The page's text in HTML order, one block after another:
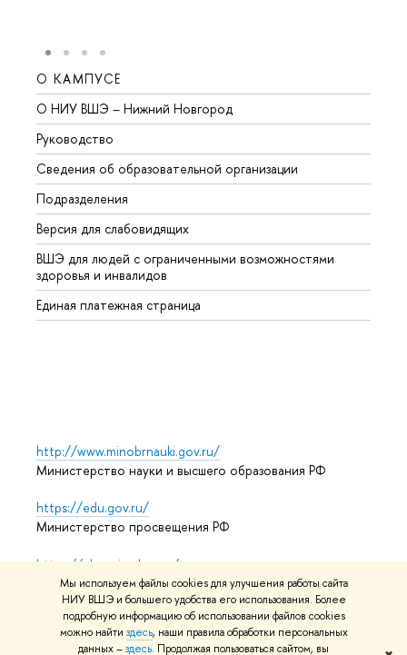
Мы используем файлы cookies для улучшения работы сайта
НИУ ВШЭ и большего удобства его использования. Более
подробную информацию об использовании файлов cookies
можно найти здесь, наши правила обработки персональных
данных –здесь. Продолжая пользоваться сайтом, вы
О КАМПУСЕ
О НИУ ВШЭ – Нижний Новгород
Руководство
Сведения об образовательной организации
Подразделения
Версия для слабовидящих
ВШЭ для людей с ограниченными возможностями
здоровья и инвалидов
Единая платежная страница
http://www.minobrnauki.gov.ru/
Министерство науки и высшего образования РФ
https://edu.gov.ru/
Министерство просвещения РФ
https://elearning.hse.ru/mooc
Массовые открытые онлайн-курсы
© НИУ ВШЭ 1993–2026 Адреса и контактыУсловия